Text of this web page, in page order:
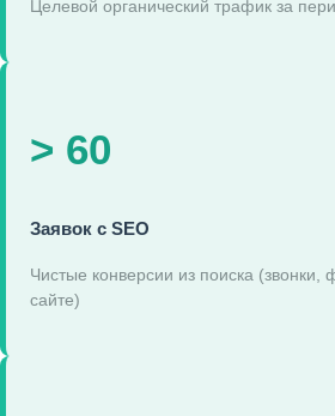
Целевой органический трафик за
> 60
Заявок с SEO
Чистые конверсии из поиска
сайте)